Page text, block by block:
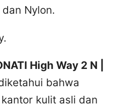
Nylon.
High Way 2 N |
bahwa
kulit asli dan